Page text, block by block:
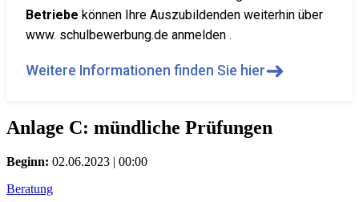
Betriebe können Ihre Auszubildenden weiterhin über
www. schulbewerbung.de anmelden .
Weitere Informationen finden Sie hier➜
Anlage C: mündliche Prüfungen
Beginn: 02.06.2023 | 00:00
Beratung